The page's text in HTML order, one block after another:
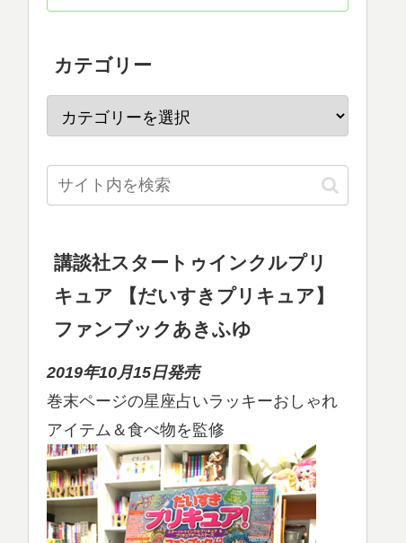
カテゴリー
講談社スタートゥインクルプリ
キュア 【だいすきプリキュア】
ファンブックあきふゆ
2019年10月15日発売
巻末ページの星座占いラッキーおしゃれ
アイテム＆食べ物を監修